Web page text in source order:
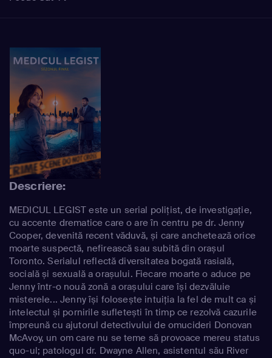
Descriere:
MEDICUL LEGIST este un serial polițist, de investigație,
cu accente drematice care o are în centru pe dr. Jenny
Cooper, devenită recent văduvă, și care anchetează orice
moarte suspectă, nefirească sau subită din orașul
Toronto. Serialul reflectă diversitatea bogată rasială,
socială și sexuală a orașului. Fiecare moarte o aduce pe
Jenny într-o nouă zonă a orașului care își dezvăluie
misterele... Jenny își folosește intuiția la fel de mult ca și
intelectul și pornirile sufletești în timp ce rezolvă cazurile
împreună cu ajutorul detectivului de omucideri Donovan
McAvoy, un om care nu se teme să provoace mereu status
quo-ul; patologul dr. Dwayne Allen, asistentul său River